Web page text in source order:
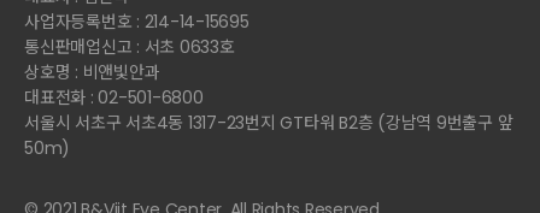
사업자등록번호 : 214-14-15695
통신판매업신고 : 서초 0633호
상호명 : 비앤빛안과
대표전화 : 02-501-6800
서울시 서초구 서초4동 1317-23번지 GT타워 B2층 (강남역 9번출구 앞
50m)